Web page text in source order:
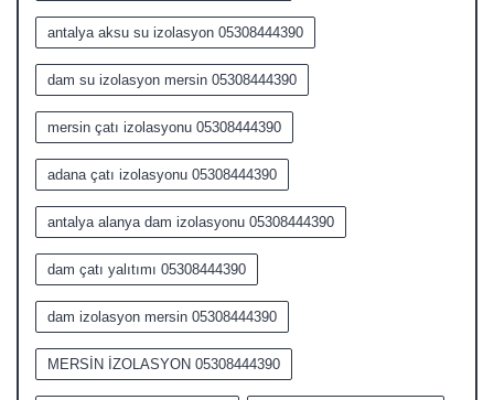
antalya aksu su izolasyon 05308444390
dam su izolasyon mersin 05308444390
mersin çatı izolasyonu 05308444390
adana çatı izolasyonu 05308444390
antalya alanya dam izolasyonu 05308444390
dam çatı yalıtımı 05308444390
dam izolasyon mersin 05308444390
MERSİN İZOLASYON 05308444390